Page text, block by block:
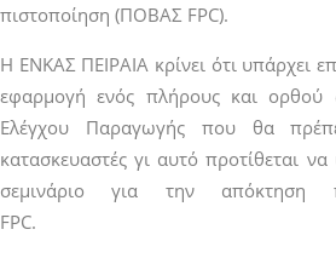
πιστοποίηση (ΠΟΒΑΣ FPC).
Η ΕΝΚΑΣ ΠΕΙΡΑΙΑ κρίνει ότι υπάρχει
εφαρμογή ενός πλήρους και ορθού
Ελέγχου Παραγωγής που θα
κατασκευαστές γι αυτό προτίθεται
σεμινάριο για την απόκτηση
FPC.